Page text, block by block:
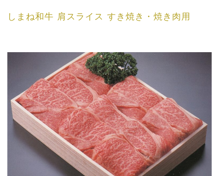
しまね和牛 肩スライス すき焼き・焼き肉用